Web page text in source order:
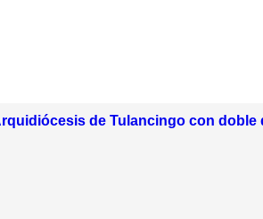
de Tulancingo con doble